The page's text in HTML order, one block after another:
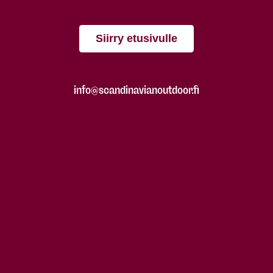
Siirry etusivulle
info@scandinavianoutdoor.fi